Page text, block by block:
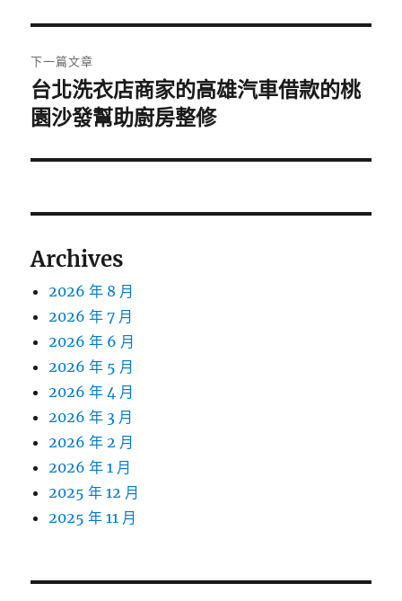
覽
文
章:
下一篇文章
下
一
文
台北洗衣店商家的高雄汽車借款的桃
園沙發幫助廚房整修
Archives
2026 年 8 月
2026 年 7 月
2026 年 6 月
2026 年 5 月
2026 年 4 月
2026 年 3 月
2026 年 2 月
2026 年 1 月
2025 年 12 月
2025 年 11 月